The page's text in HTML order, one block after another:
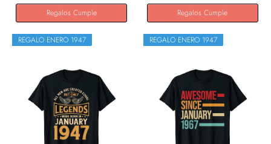
Regalos Cumple Regalos Cumple
REGALO ENERO 1947 REGALO ENERO 1947